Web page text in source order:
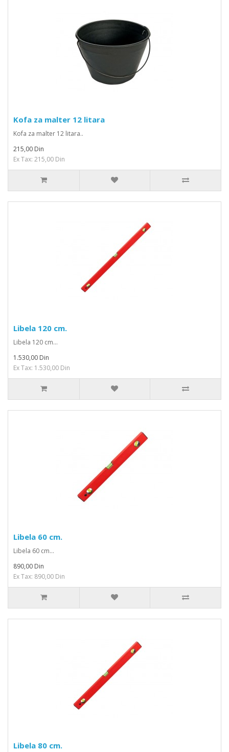
Kofa za malter 12 litara
Kofa za malter 12 litara..
215,00 Din
Ex Tax: 215,00 Din
Libela 120 cm.
Libela 120 cm...
1.530,00 Din
Ex Tax: 1.530,00 Din
Libela 60 cm.
Libela 60 cm...
890,00 Din
Ex Tax: 890,00 Din
Libela 80 cm.